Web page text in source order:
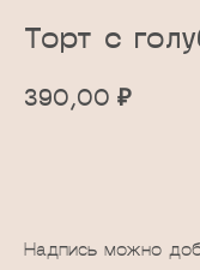
Торт с
390,00 ₽
Надпись можно